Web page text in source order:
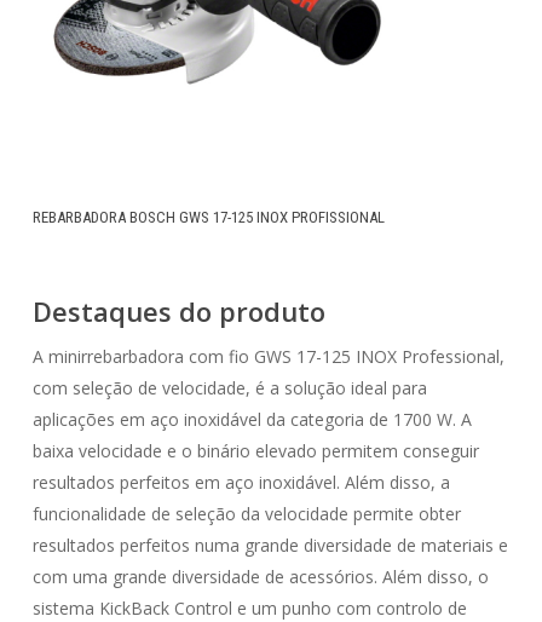
REBARBADORA BOSCH GWS 17-125 INOX PROFISSIONAL
Destaques do produto
A minirrebarbadora com fio GWS 17-125 INOX Professional,
com seleção de velocidade, é a solução ideal para
aplicações em aço inoxidável da categoria de 1700 W. A
baixa velocidade e o binário elevado permitem conseguir
resultados perfeitos em aço inoxidável. Além disso, a
funcionalidade de seleção da velocidade permite obter
resultados perfeitos numa grande diversidade de materiais e
com uma grande diversidade de acessórios. Além disso, o
sistema KickBack Control e um punho com controlo de